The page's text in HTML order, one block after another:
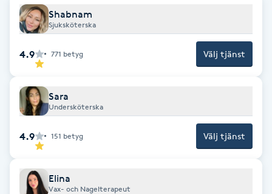
Hårborttagning
Hårförlängning
Hårvård
Hälsa
Hälsprickor
Shabnam
Sjuksköterska
4.9 771 betyg Välj tjänst
Sara
Undersköterska
4.9 151 betyg Välj tjänst
Elina
Vax- och Nagelterapeut